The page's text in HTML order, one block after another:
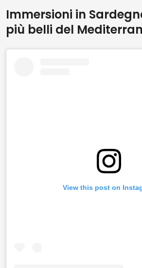
Immersioni in
più belli del
View this post on